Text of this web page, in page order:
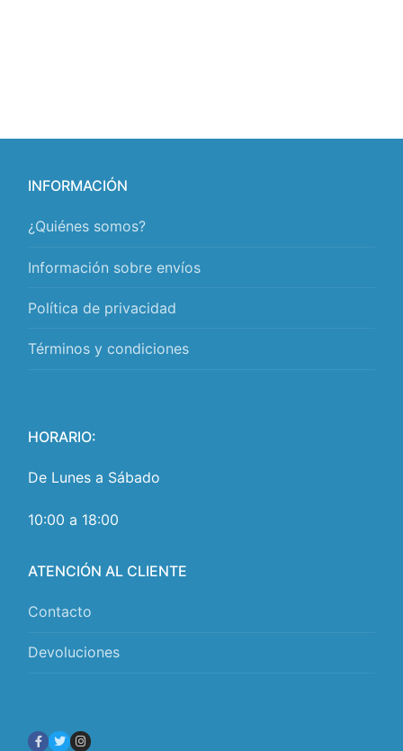
INFORMACIÓN
¿Quiénes somos?
Información sobre envíos
Política de privacidad
Términos y condiciones
HORARIO:
De Lunes a Sábado
10:00 a 18:00
ATENCIÓN AL CLIENTE
Contacto
Devoluciones